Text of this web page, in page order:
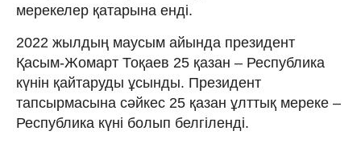
мерекелер қатарына енді.
2022 жылдың маусым айында президент
Қасым-Жомарт Тоқаев 25 қазан – Республика
күнін қайтаруды ұсынды. Президент
тапсырмасына сәйкес 25 қазан ұлттық мереке –
Республика күні болып белгіленді.